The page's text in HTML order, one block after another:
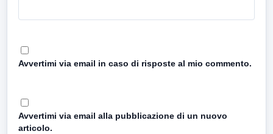
Avvertimi via email in caso di risposte al mio commento.
Avvertimi via email alla pubblicazione di un nuovo
articolo.